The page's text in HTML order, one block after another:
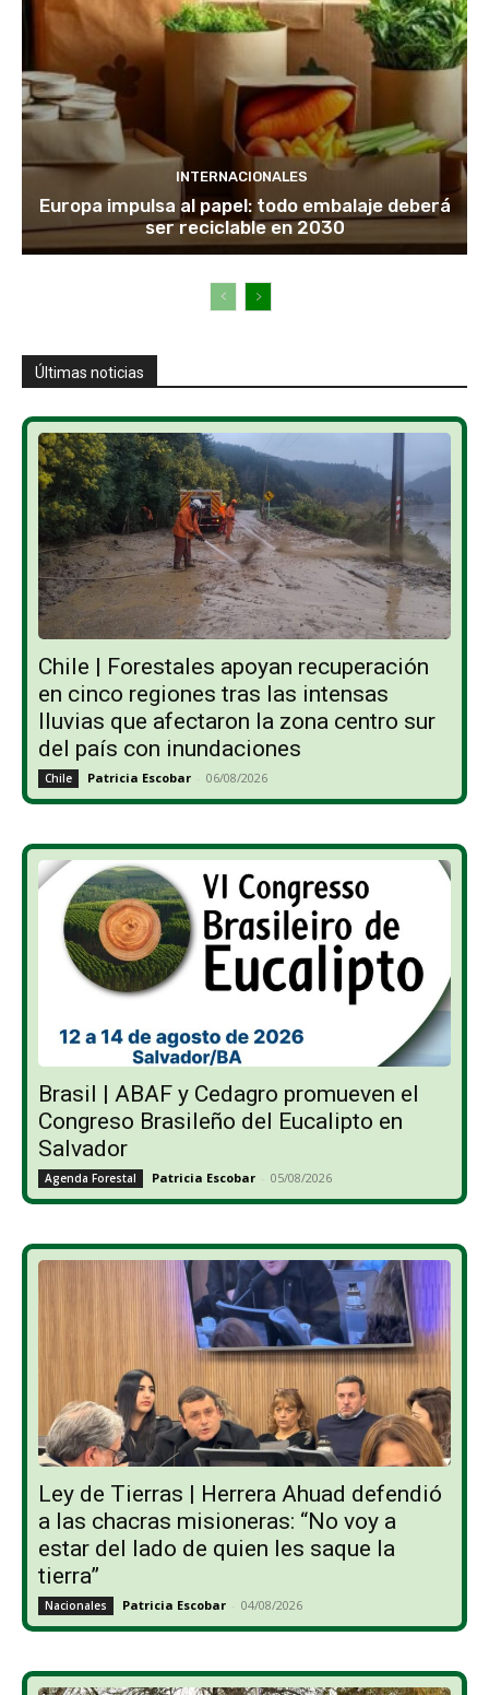
INTERNACIONALES
Europa impulsa al papel: todo embalaje deberá
ser reciclable en 2030
Últimas noticias
Chile | Forestales apoyan recuperación
en cinco regiones tras las intensas
lluvias que afectaron la zona centro sur
del país con inundaciones
Chile Patricia Escobar - 06/08/2026
Brasil | ABAF y Cedagro promueven el
Congreso Brasileño del Eucalipto en
Salvador
Agenda Forestal Patricia Escobar - 05/08/2026
Ley de Tierras | Herrera Ahuad defendió
a las chacras misioneras: “No voy a
estar del lado de quien les saque la
tierra”
Nacionales Patricia Escobar - 04/08/2026